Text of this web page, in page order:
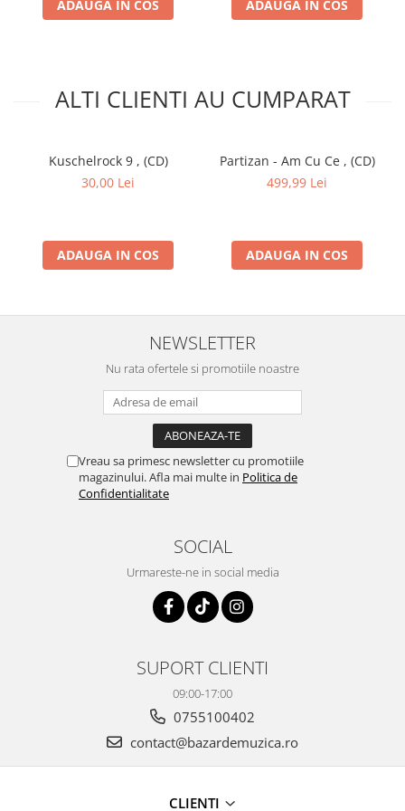
ADAUGA IN COS ADAUGA IN COS
ALTI CLIENTI AU CUMPARAT
Kuschelrock 9 , (CD)
30,00 Lei
ADAUGA IN COS
Partizan - Am Cu Ce , (CD)
499,99 Lei
ADAUGA IN COS
NEWSLETTER
Nu rata ofertele si promotiile noastre
Vreau sa primesc newsletter cu promotiile
magazinului. Afla mai multe in Politica de
Confidentialitate
SOCIAL
Urmareste-ne in social media
SUPORT CLIENTI
09:00-17:00
0755100402
contact@bazardemuzica.ro
CLIENTI